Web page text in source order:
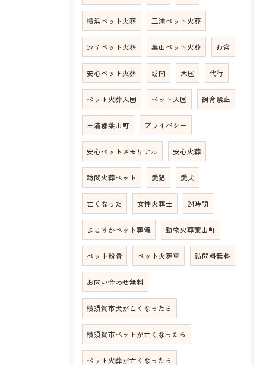
横浜ペット火葬 三浦ペット火葬
逗子ペット火葬 葉山ペット火葬 お盆
安心ペット火葬 訪問 天国 代行
ペット火葬天国 ペット天国 飼育禁止
三浦郡葉山町 プライバシー
安心ペットメモリアル 安心火葬
訪問火葬ペット 愛猫 愛犬
亡くなった 女性火葬士 24時間
よこすかペット葬儀 動物火葬葉山町
ペット粉骨 ペット火葬車 訪問料無料
お問い合わせ無料
横須賀市犬が亡くなったら
横須賀市ペットが亡くなったら
ペット火葬が亡くなったら